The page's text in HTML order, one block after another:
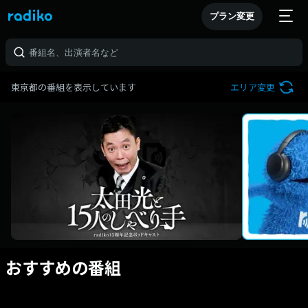
プラン変更
東京都の番組を表示しています エリア変更
おすすめの番組